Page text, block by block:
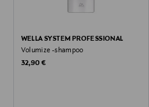
WELLA SYSTEM PROFESSIONAL
Volumize -shampoo
Original Price
32,90 €